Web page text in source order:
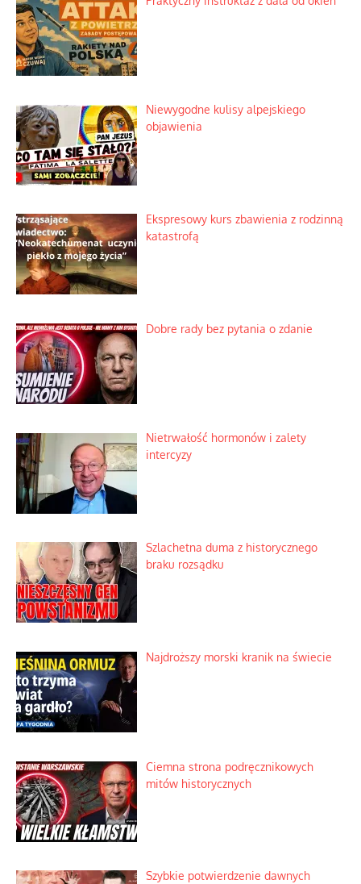
Niewygodne kulisy alpejskiego
objawienia
Ekspresowy kurs zbawienia z rodzinną
katastrofą
Dobre rady bez pytania o zdanie
Nietrwałość hormonów i zalety
intercyzy
Szlachetna duma z historycznego
braku rozsądku
Najdroższy morski kranik na świecie
Ciemna strona podręcznikowych
mitów historycznych
Szybkie potwierdzenie dawnych